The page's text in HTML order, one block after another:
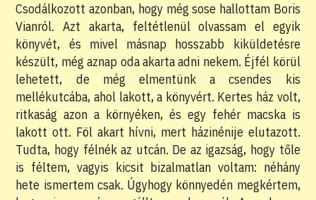
Csodálkozott azonban, hogy még sose hallottam Boris
Vianról. Azt akarta, feltétlenül olvassam el egyik
könyvét, és mivel másnap hosszabb kiküldetésre
készült, még aznap oda akarta adni nekem. Éjfél körül
lehetett, de még elmentünk a csendes kis
mellékutcába, ahol lakott, a könyvért. Kertes ház volt,
ritkaság azon a környéken, és egy fehér macska is
lakott ott. Föl akart hívni, mert házinénije elutazott.
Tudta, hogy félnék az utcán. De az igazság, hogy tőle
is féltem, vagyis kicsit bizalmatlan voltam: néhány
hete ismertem csak. Úgyhogy könnyedén megkértem,